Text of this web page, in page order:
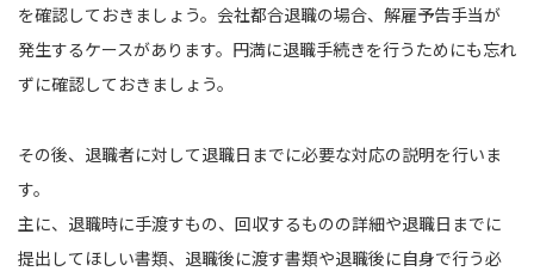
を確認しておきましょう。会社都合退職の場合、解雇予告手当が
発生するケースがあります。円満に退職手続きを行うためにも忘れ
ずに確認しておきましょう。
その後、退職者に対して退職日までに必要な対応の説明を行いま
す。
主に、退職時に手渡すもの、回収するものの詳細や退職日までに
提出してほしい書類、退職後に渡す書類や退職後に自身で行う必